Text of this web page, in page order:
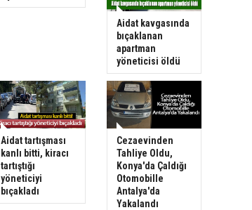
Aidat kavgasında
bıçaklanan
apartman
yöneticisi öldü
Aidat tartışması
kanlı bitti, kiracı
tartıştığı
yöneticiyi
bıçakladı
Cezaevinden
Tahliye Oldu,
Konya'da Çaldığı
Otomobille
Antalya'da
Yakalandı